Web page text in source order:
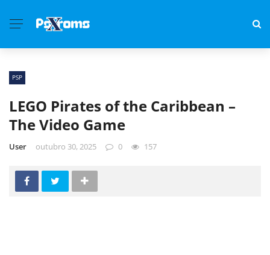
PSP
LEGO Pirates of the Caribbean –
The Video Game
User outubro 30, 2025 0 157